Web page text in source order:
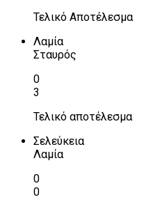
Τελικό Αποτέλεσμα
Λαμία
Σταυρός
0
3
Τελικό αποτέλεσμα
Σελεύκεια
Λαμία
0
0